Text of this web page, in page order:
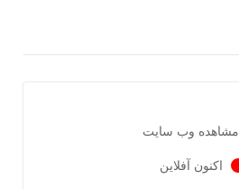
مشاهده وب سایت
اکنون آفلاین